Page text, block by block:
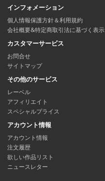
インフォメーション
個人情報保護方針＆利用規約
会社概要&特定商取引法に基づく表示
カスタマーサービス
お問合せ
サイトマップ
その他のサービス
レーベル
アフィリエイト
スペシャルプライス
アカウント情報
アカウント情報
注文履歴
欲しい作品リスト
ニュースレター